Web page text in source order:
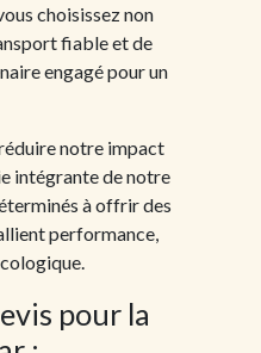
choisissez non
fiable et de
engagé pour un
notre impact
intégrante de notre
à offrir des
performance,
pour la